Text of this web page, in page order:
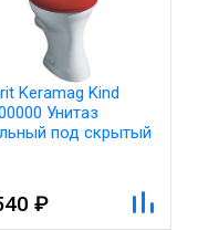
Keramag Kind
Унитаз
под скрытый
₽